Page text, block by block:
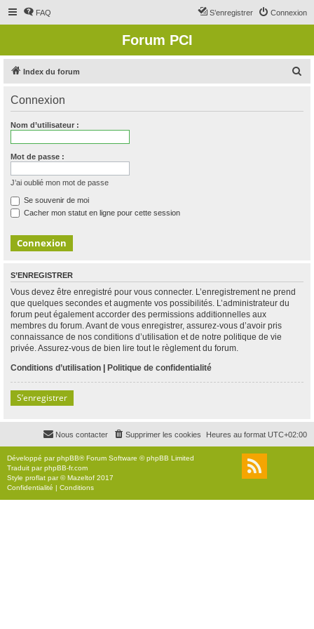
FAQ Connexion
S’enregistrer
Forum PCI
Index du forum
Connexion
Nom d’utilisateur :
Mot de passe :
J’ai oublié mon mot de passe
Se souvenir de moi
Cacher mon statut en ligne pour cette session
S’ENREGISTRER
Vous devez être enregistré pour vous connecter. L’enregistrement ne prend
que quelques secondes et augmente vos possibilités. L’administrateur du
forum peut également accorder des permissions additionnelles aux
membres du forum. Avant de vous enregistrer, assurez-vous d’avoir pris
connaissance de nos conditions d’utilisation et de notre politique de vie
privée. Assurez-vous de bien lire tout le règlement du forum.
Conditions d’utilisation | Politique de confidentialité
S’enregistrer
Heures au format UTC+02:00
Supprimer les cookies
Nous contacter
Développé parphpBB® Forum Software © phpBB Limited
Traduit parphpBB-fr.com
Style proflat par ©Mazeltof 2017
Confidentialité | Conditions